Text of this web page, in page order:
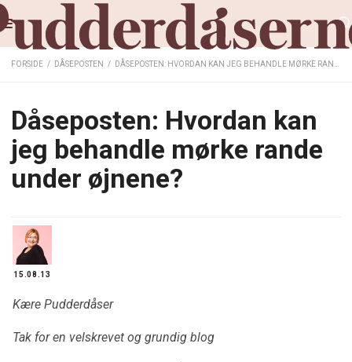
FORSIDE / DÅSEPOSTEN / DÅSEPOSTEN: HVORDAN KAN JEG BEHANDLE MØRKE RANDE UNDER ØJNENE?
Dåseposten: Hvordan kan
jeg behandle mørke rande
under øjnene?
15.08.13
Kære Pudderdåser
Tak for en velskrevet og grundig blog